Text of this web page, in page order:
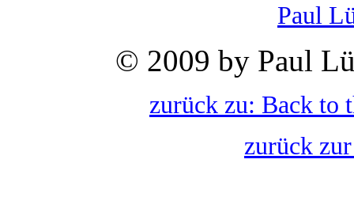
Paul
© 2009 by Paul
zurück zu: Back to
zurück